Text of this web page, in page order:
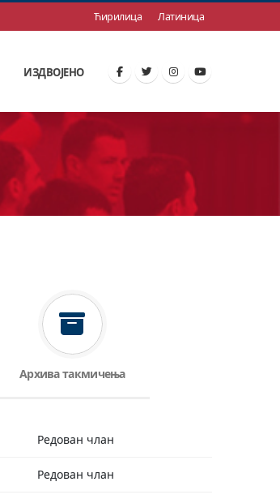
Ћирилица Латиница
ИЗДВОЈЕНО
Архива такмичења
Редован члан
Редован члан